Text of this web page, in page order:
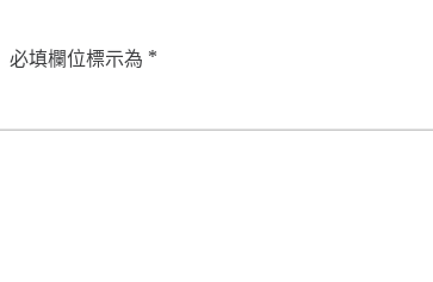
必填欄位標示為 *